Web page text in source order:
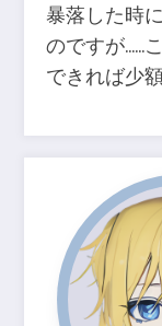
暴落した時
のですが……
できれば少